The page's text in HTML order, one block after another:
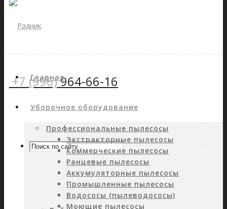
+7 (996)964-66-16
Главная
Уборочное оборудование
Профессиональные пылесосы
Экстракторные пылесосы
Коммерческие пылесосы
Ранцевые пылесосы
Аккумуляторные пылесосы
Промышленные пылесосы
Водососы (пылеводососы)
Моющие пылесосы